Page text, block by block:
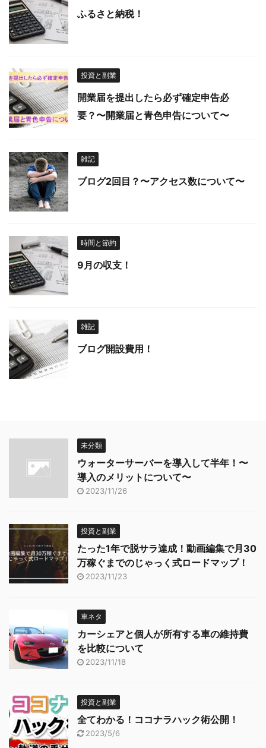
ふるさと納税！
投資と副業
開業届を提出したら必ず確定申告必
要？〜開業届と青色申告について〜
雑記
ブログ2回目？〜アクセス数について〜
時間と節約
9月の収支！
雑記
ブログ開設費用！
未分類
ウォーターサーバーを導入して半年！〜
導入のメリットについて〜
2023/11/26
投資と副業
たった1年で脱サラ達成！動画編集で月30
万稼ぐまでのじゃっく式ロードマップ！
2023/11/23
車ネタ
カーシェアと個人が所有する車の維持費
を比較について
2023/11/18
投資と副業
全てわかる！ココナラハック術公開！
2023/5/6